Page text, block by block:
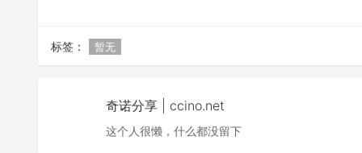
标签： 暂无
奇诺分享 | ccino.net
这个人很懒，什么都没留下